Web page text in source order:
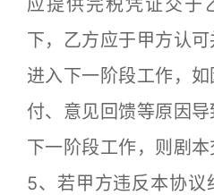
应提供完税凭证交于
下，乙方应于甲方认
进入下一阶段工作，
付、意见回馈等原因
下一阶段工作，则剧本
5、若甲方违反本协议